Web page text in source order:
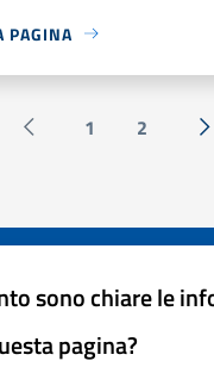
PAGINA
Pagina precedente
1 2
sono chiare le
pagina?